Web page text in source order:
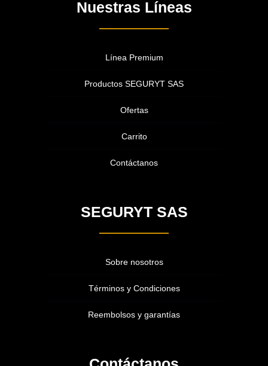
Nuestras Líneas
Línea Premium
Productos SEGURYT SAS
Ofertas
Carrito
Contáctanos
SEGURYT SAS
Sobre nosotros
Términos y Condiciones
Reembolsos y garantías